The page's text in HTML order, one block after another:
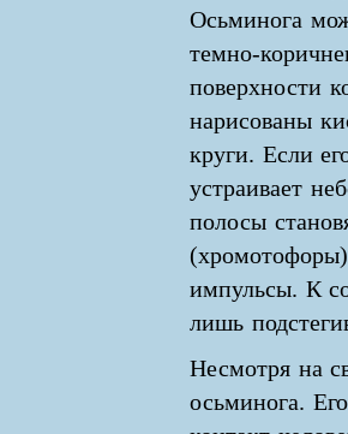
Осьминога
темно-
поверхности
нарисованы
круги. Если
устраивает
полосы
импульсы. К
лишь
Несмотря на
осьминога.